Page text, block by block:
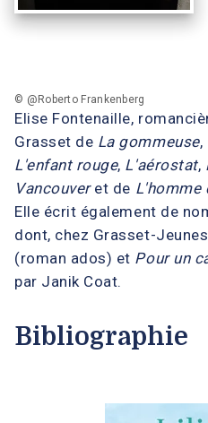
Elise Fontenaille,
Grasset de La gommeuse,
L'enfant rouge, L'aérostat,
Vancouveret de L'homme
Elle écrit également de
dont, chez Grasset-
(roman ados) et Pour un
par Janik Coat.
© @Roberto Frankenberg
Bibliographie